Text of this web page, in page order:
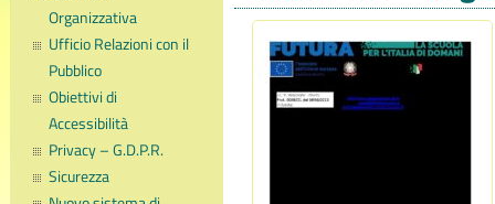
Organizzativa
Ufficio Relazioni con il
Pubblico
Obiettivi di
Accessibilità
Privacy – G.D.P.R.
Sicurezza